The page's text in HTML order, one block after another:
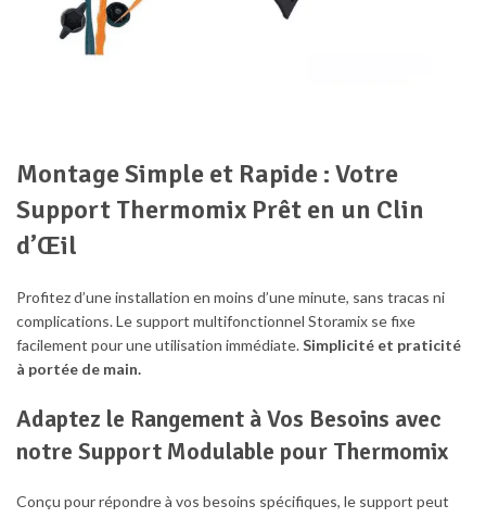
Montage Simple et Rapide : Votre
Support Thermomix Prêt en un Clin
d’Œil
Profitez d’une installation en moins d’une minute, sans tracas ni
complications. Le support multifonctionnel Storamix se fixe
facilement pour une utilisation immédiate.Simplicité et praticité
à portée de main.
Adaptez le Rangement à Vos Besoins avec
notre Support Modulable pour Thermomix
Conçu pour répondre à vos besoins spécifiques, le support peut